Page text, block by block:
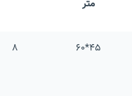
متر
45*60
8